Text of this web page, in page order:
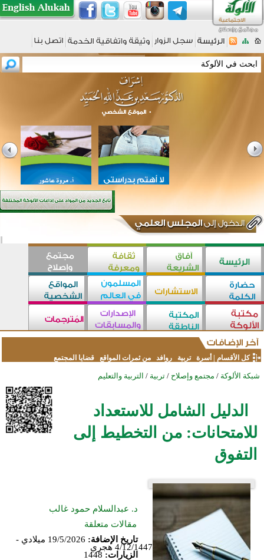
كل الأقسام أسرة تربية روافد من ثمرات المواقع قضايا المجتمع
شبكة الألوكة / مجتمع وإصلاح / تربية / التربية والتعليم
الدليل الشامل للاستعداد
للامتحانات: من التخطيط إلى
التفوق
د. عبدالسلام حمود غالب
مقالات متعلقة
تاريخ الإضافة:
19/5/2026 ميلادي -
4/12/1447 هجري
الزيارات: 1448